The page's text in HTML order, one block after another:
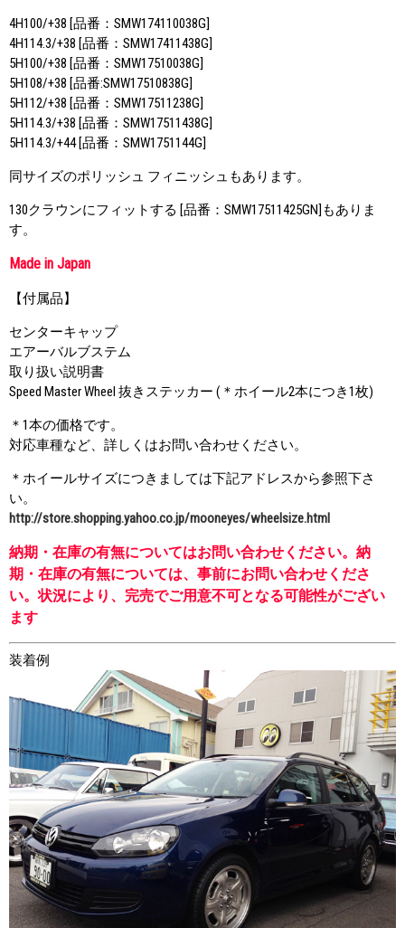
4H100/+38 [品番：SMW174110038G]
4H114.3/+38 [品番：SMW17411438G]
5H100/+38 [品番：SMW17510038G]
5H108/+38 [品番:SMW17510838G]
5H112/+38 [品番：SMW17511238G]
5H114.3/+38 [品番：SMW17511438G]
5H114.3/+44 [品番：SMW1751144G]
同サイズのポリッシュ フィニッシュもあります。
130クラウンにフィットする [品番：SMW17511425GN]もありま
す。
Made in Japan
【付属品】
センターキャップ
エアーバルブステム
取り扱い説明書
Speed Master Wheel 抜きステッカー (＊ホイール2本につき1枚)
＊1本の価格です。
対応車種など、詳しくはお問い合わせください。
＊ホイールサイズにつきましては下記アドレスから参照下さ
い。
http://store.shopping.yahoo.co.jp/mooneyes/wheelsize.html
納期・在庫の有無についてはお問い合わせください。納
期・在庫の有無については、事前にお問い合わせくださ
い。状況により、完売でご用意不可となる可能性がござい
ます
装着例